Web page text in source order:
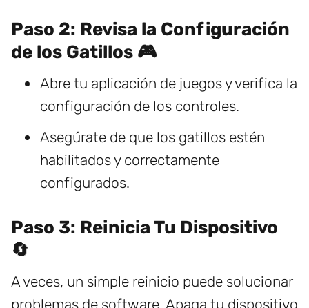
Paso 2: Revisa la Configuración
de los Gatillos 🎮
Abre tu aplicación de juegos y verifica la
configuración de los controles.
Asegúrate de que los gatillos estén
habilitados y correctamente
configurados.
Paso 3: Reinicia Tu Dispositivo
🔄
A veces, un simple reinicio puede solucionar
problemas de software. Apaga tu dispositivo